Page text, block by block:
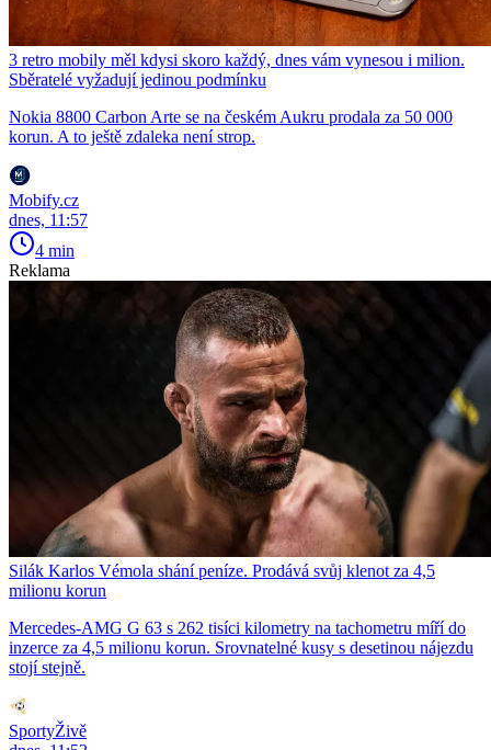
3 retro mobily měl kdysi skoro každý, dnes vám vynesou i milion.
Sběratelé vyžadují jedinou podmínku
Nokia 8800 Carbon Arte se na českém Aukru prodala za 50 000
korun. A to ještě zdaleka není strop.
Mobify.cz
dnes, 11:57
4 min
Reklama
Silák Karlos Vémola shání peníze. Prodává svůj klenot za 4,5
milionu korun
Mercedes-AMG G 63 s 262 tisíci kilometry na tachometru míří do
inzerce za 4,5 milionu korun. Srovnatelné kusy s desetinou nájezdu
stojí stejně.
SportyŽivě